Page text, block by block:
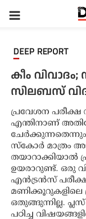
DEEP REPORT
കീം
സിലബസ്
പ്രവേശന പരീക്ഷ
എന്തിനാണ്
സ്കോർ മാത്രം
തയാറാക്കിയാൽ
ഉയരാറുണ്ട്. ഒരു
എൻട്രൻസ്
മണിക്കൂറുകളിലെ
ഒതുങ്ങുന്നില്ല.
പഠിച്ച